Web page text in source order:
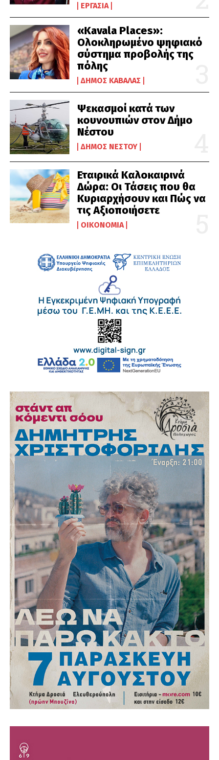
ΕΡΓΑΣΊΑ
«Kavala Places»:
Ολοκληρωμένο ψηφιακό
σύστημα προβολής της
πόλης
ΔΉΜΟΣ ΚΑΒΆΛΑΣ
Ψεκασμοί κατά των
κουνουπιών στον Δήμο
Νέστου
ΔΉΜΟΣ ΝΈΣΤΟΥ
Εταιρικά Καλοκαιρινά
Δώρα: Οι Τάσεις που θα
Κυριαρχήσουν και Πώς να
τις Αξιοποιήσετε
ΟΙΚΟΝΟΜΊΑ